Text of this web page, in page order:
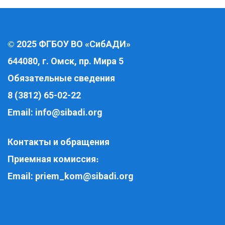
© 2025 ФГБОУ ВО «СибАДИ»
644080, г. Омск, пр. Мира 5
Обязательные сведения
8 (3812) 65-02-22
Email: info@sibadi.org
Контакты и обращения
Приемная комиссия:
Email: priem_kom@sibadi.org